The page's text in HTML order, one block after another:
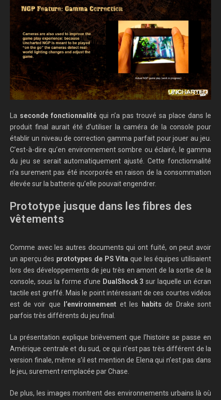
La seconde fonctionnalité qui n’a pas trouvé sa place dans le
produit final aurait été d’utiliser la caméra de la console pour
établir un niveau de correction gamma parfait pour jouer au jeu.
C’est-à-dire qu’en environnement sombre ou éclairé, le gamma
du jeu se serait automatiquement ajusté. Cette fonctionnalité
n’a surement pas été incorporée en raison de la consommation
élevée sur la batterie qu’elle pouvait engendrer.
Prototype jusque dans les fibres des
vêtements
Comme avec les autres documents qui ont fuité, on peut avoir
un aperçu des prototypes de PS Vita que les équipes utilisaient
lors des développements de jeu très en amont de la sortie de la
console, sous la forme d’une DualShock 3 sur laquelle un écran
tactile est greffé. Mais le point intéressant de ces courtes vidéos
est de voir que
l’environnement et les habits de Drake sont
parfois très différents du jeu final.
La présentation explique brièvement que l’histoire se passe en
Amérique centrale et du sud, ce qui n’est pas très différent de la
version finale, même s’il est mention de Elena qui n’est pas dans
le jeu, surement remplacée par Chase.
De plus, les images montrent des environnements urbains là où